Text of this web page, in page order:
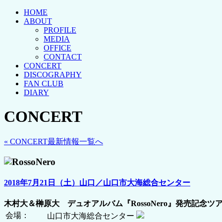
HOME
ABOUT
PROFILE
MEDIA
OFFICE
CONTACT
CONCERT
DISCOGRAPHY
FAN CLUB
DIARY
CONCERT
« CONCERT最新情報一覧へ
2018年7月21日（土）山口／山口市大海総合センター
木村大＆榊原大 デュオアルバム『RossoNero』発売記念ツ
会場：
山口市大海総合センター